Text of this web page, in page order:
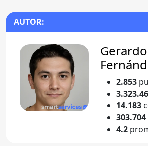
AUTOR:
Gerardo
2.853
14.183
303.704
4.2